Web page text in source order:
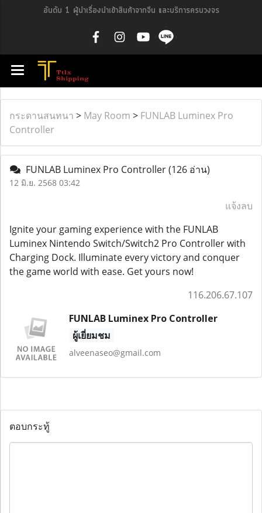
อันดับ 1 ผู้นำเรื่องนำเข้าสินค้าจากจีน และบริการครบวงจร
กระดานสนทนา > May Room > FUNLAB Luminex Pro
Controller
FUNLAB Luminex Pro Controller(126 อ่าน)
12 มิ.ย. 2568 03:42
แจ้งลบ
Ignite your gaming experience with the FUNLAB
Luminex Nintendo Switch/Switch2 Pro Controller with
Charging Dock. Illuminate every victory and conquer
the game world with ease. Get yours now!
116.206.67.107
FUNLAB Luminex Pro Controller
ผู้เยี่ยมชม
alveenaseo@gmail.com
ตอบกระทู้